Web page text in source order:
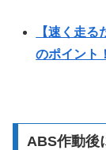
【速く走
のポイント
ABS作動後